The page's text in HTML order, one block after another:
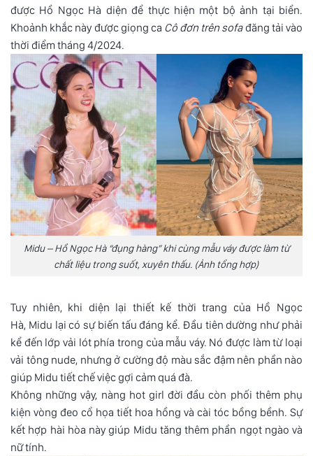
được Hồ Ngọc Hà diện để thực hiện một bộ ảnh tại biển.
Khoảnh khắc này được giọng ca Cô đơn trên sofađăng tải vào
thời điểm tháng 4/2024.
Midu – Hồ Ngọc Hà “đụng hàng” khi cùng mẫu váy được làm từ
chất liệu trong suốt, xuyên thấu. (Ảnh tổng hợp)
Tuy nhiên, khi diện lại thiết kế thời trang của Hồ Ngọc
Hà, Midu lại có sự biến tấu đáng kể. Đầu tiên dường như phải
kể đến lớp vải lót phía trong của mẫu váy. Nó được làm từ loại
vải tông nude, nhưng ở cường độ màu sắc đậm nên phần nào
giúp Midu tiết chế việc gợi cảm quá đà.
Không những vậy, nàng hot girl đời đầu còn phối thêm phụ
kiện vòng đeo cổ họa tiết hoa hồng và cài tóc bồng bềnh. Sự
kết hợp hài hòa này giúp Midu tăng thêm phần ngọt ngào và
nữ tính.